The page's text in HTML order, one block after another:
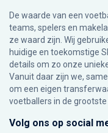
De waarde van een
teams, spelers en
ze waard zijn. Wij
huidige en toekomstige
details om zo onze
Vanuit daar zijn we,
om een eigen
voetballers in de
Volg ons op social